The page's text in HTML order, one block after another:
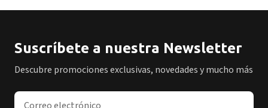
Suscríbete a nuestra Newsletter
Descubre promociones exclusivas, novedades y mucho más
Dirección de correo electrónico